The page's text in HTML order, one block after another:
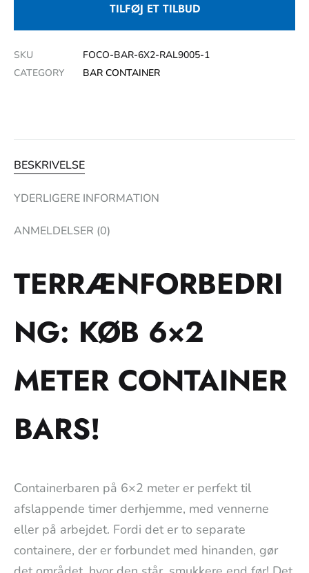
TILFØJ ET TILBUD
SKU
FOCO-BAR-6X2-RAL9005-1
CATEGORY
BAR CONTAINER
BESKRIVELSE
YDERLIGERE INFORMATION
ANMELDELSER (0)
TERRÆNFORBEDRI
NG: KØB 6×2
METER CONTAINER
BARS!
Containerbaren på 6×2 meter er perfekt til
afslappende timer derhjemme, med vennerne
eller på arbejdet. Fordi det er to separate
containere, der er forbundet med hinanden, gør